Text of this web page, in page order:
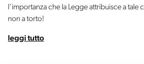
l’importanza che la Legge attribuisce a
non a torto!
leggi tutto